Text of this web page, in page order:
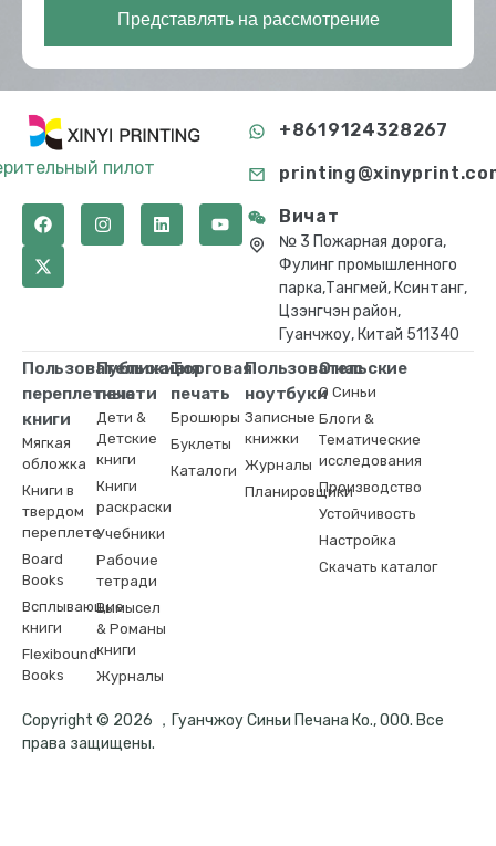
Представлять на рассмотрение
пилот
+8619124328267
Вичат
№ 3 Пожарная дорога,
Фулинг промышленного
парка,Тангмей, Ксинтанг,
Цзэнгчэн район,
Гуанчжоу, Китай 511340
Пользовательские
переплетные
книги
Мягкая
обложка
Книги в
твердом
переплете
Board
Books
Всплывающие
книги
Flexibound
Books
Публикация
печати
Дети &
Детские
книги
Книги
раскраски
Учебники
Рабочие
тетради
Вымысел
& Романы
книги
Журналы
Торговая
печать
Брошюры
Буклеты
Каталоги
Пользовательские
ноутбуки
Записные
книжки
Журналы
Планировщики
О нас
О Синьи
Блоги &
Тематические
исследования
Производство
Устойчивость
Настройка
Скачать каталог
Copyright © 2026 ，Гуанчжоу Синьи Печана Ко., ООО. Все
права защищены.